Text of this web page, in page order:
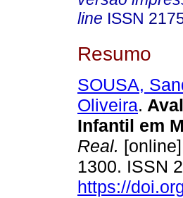
line ISSN
Resumo
SOUSA,
Oliveira.
Infantil em
Real.
1300. ISSN
https://